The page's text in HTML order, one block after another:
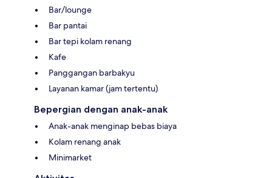
Bar/lounge
Bar pantai
Bar tepi kolam renang
Kafe
Panggangan barbakyu
Layanan kamar (jam tertentu)
Bepergian dengan anak-anak
Anak-anak menginap bebas biaya
Kolam renang anak
Minimarket